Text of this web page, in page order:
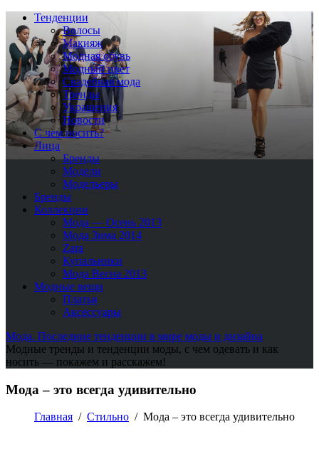
Тенденции
Волосы
Макияж
Модная обувь
Модный цвет
Свадебная мода
Тренды
Украшения
Новости
С чем носить?
Лица
Бренды
Модели
Модельеры
Бренды
Коллекции
Мода — Осень 2013
Мода Зима 2014
Zara
Купальники
Мода Весна 2013
Модные вещи
Платья
Аксессуары
Мода. Последние тенденции в мире моды и дизайна
Модные тренды и тенденции моды, с чем одевать и как
носить — покажем и расскажем!
Мода – это всегда удивительно
Главная / Стильно / Мода – это всегда удивительно